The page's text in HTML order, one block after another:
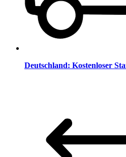
Deutschland: Kostenloser